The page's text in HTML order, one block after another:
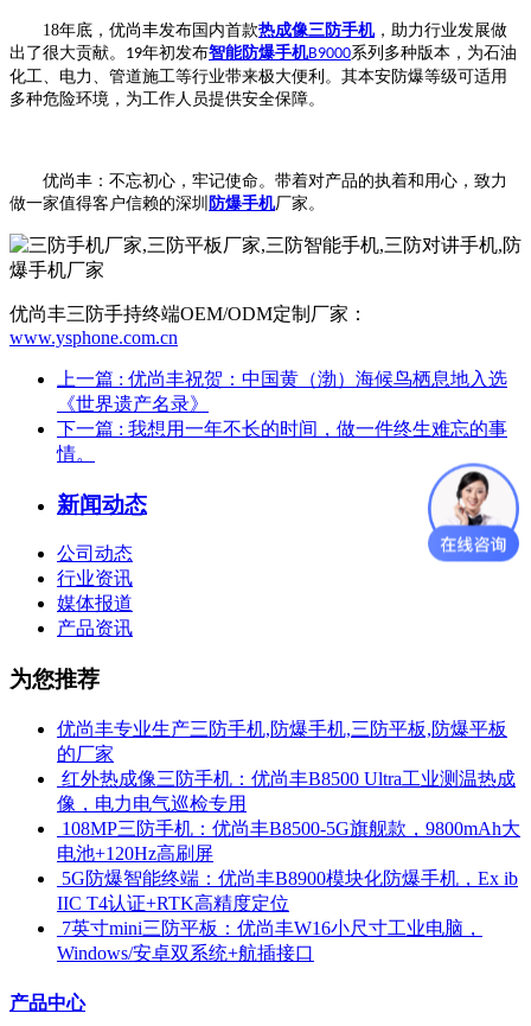
18年底，优尚丰发布国内首款热成像三防手机，助力行业发展做
出了很大贡献。 19年初发布智能防爆手机B9000系列多种版本，为石油
化工、电力、管道施工等行业带来极大便利。其本安防爆等级可适用
多种危险环境，为工作人员提供安全保障。
优尚丰：不忘初心，牢记使命。带着对产品的执着和用心，致力
做一家值得客户信赖的深圳 防爆手机厂家。
优尚丰三防手持终端OEM/ODM定制厂家：
www.ysphone.com.cn
上一篇 : 优尚丰祝贺：中国黄（渤）海候鸟栖息地入选
《世界遗产名录》
下一篇 : 我想用一年不长的时间，做一件终生难忘的事
情。
新闻动态
公司动态
行业资讯
媒体报道
产品资讯
为您推荐
优尚丰专业生产三防手机,防爆手机,三防平板,防爆平板
的厂家
​ 红外热成像三防手机：优尚丰B8500 Ultra工业测温热成
像，电力电气巡检专用
​ 108MP三防手机：优尚丰B8500-5G旗舰款，9800mAh大
电池+120Hz高刷屏
​ 5G防爆智能终端：优尚丰B8900模块化防爆手机，Ex ib
IIC T4认证+RTK高精度定位
​ 7英寸mini三防平板：优尚丰W16小尺寸工业电脑，
Windows/安卓双系统+航插接口
产品中心